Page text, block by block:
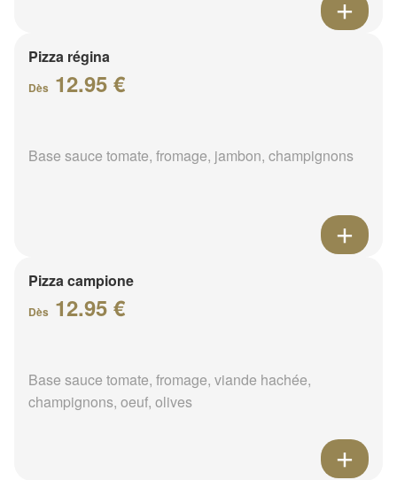
Pizza régina
Dès 12.95 €
Base sauce tomate, fromage, jambon, champignons
Pizza campione
Dès 12.95 €
Base sauce tomate, fromage, viande hachée,
champignons, oeuf, olives